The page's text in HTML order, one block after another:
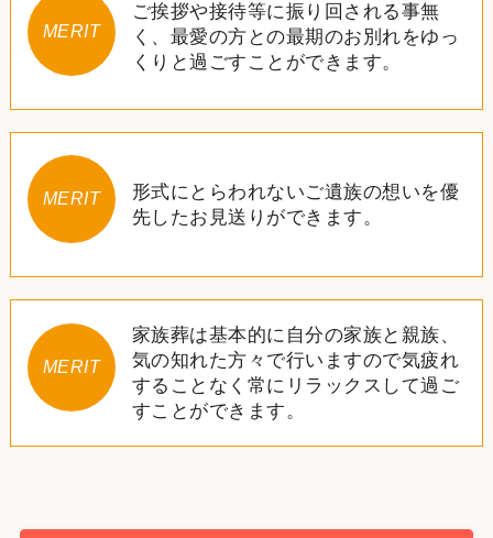
MERIT
ご挨拶や接待等に振り回される事無
く、最愛の方との最期のお別れをゆっ
くりと過ごすことができます。
MERIT
形式にとらわれないご遺族の想いを優
先したお見送りができます。
MERIT
家族葬は基本的に自分の家族と親族、
気の知れた方々で行いますので気疲れ
することなく常にリラックスして過ご
すことができます。